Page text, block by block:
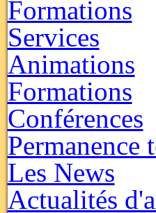
Formations
Services
Animations
Formations
Conférences
Permanence
Les News
Actualités